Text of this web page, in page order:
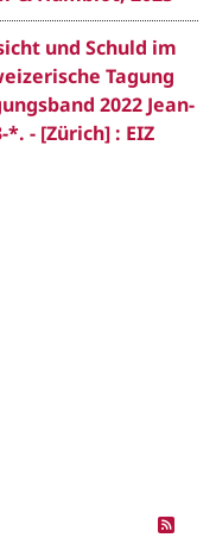
und Schuld im
Tagung
2022 Jean-
- [Zürich] : EIZ